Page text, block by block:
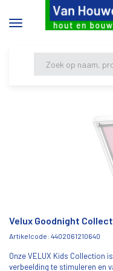
Menu
STERREN DKL M10
Velux Goodnight
Artikelcode: 4402061210640
Onze VELUX Kids Collection
verbeelding te stimuleren en